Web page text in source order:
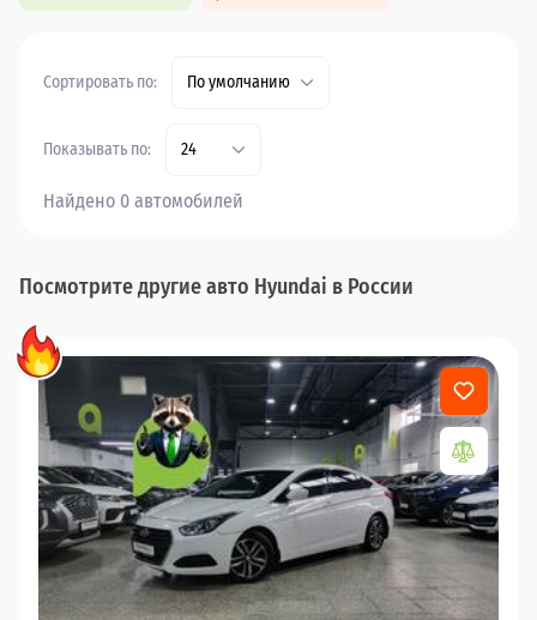
Сортировать по: По умолчанию
Показывать по: 24
Найдено 0 автомобилей
Посмотрите другие авто Hyundai в России